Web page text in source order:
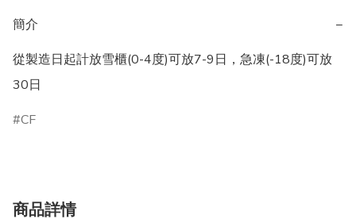
簡介
−
從製造日起計放雪櫃(0-4度)可放7-9日，急凍(-18度)可放
30日
CF
商品詳情